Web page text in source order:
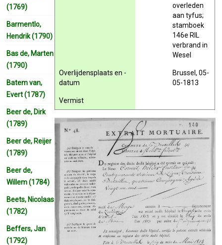
overleden
aan tyfus;
stamboek
146e RIL
verbrand in
Wesel
Overlijdensplaats en -
datum
Brussel, 05-
05-1813
Vermist
(1769)
Barmentlo,
Hendrik (1790)
Bas de, Marten
(1790)
Batem van,
Evert (1787)
Beer de, Dirk
(1789)
Beer de, Reijer
(1789)
Beer de,
Willem (1784)
Beets, Nicolaas
(1782)
Beffers, Jan
(1792)